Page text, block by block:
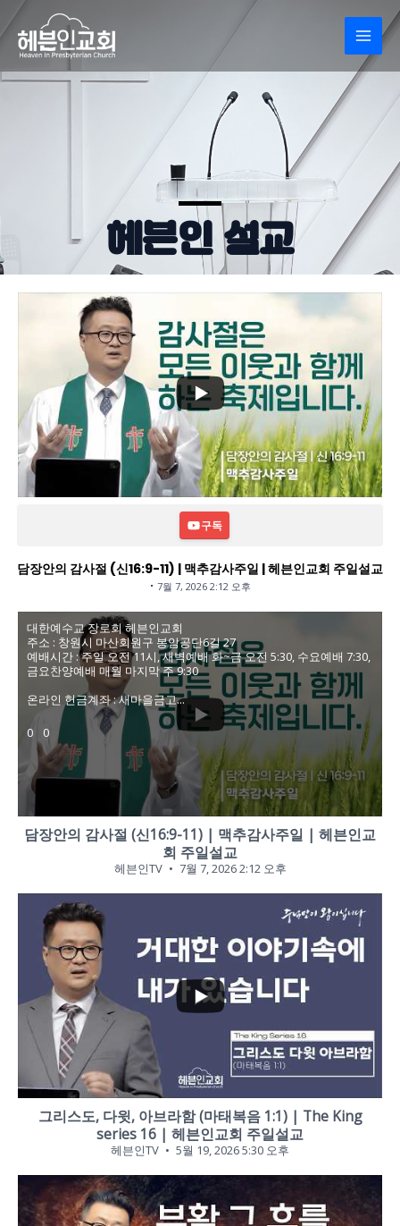
텐
로
헤븐인 설교
구독
담장안의 감사절 (신16:9-11) | 맥추감사주일 | 헤븐인교회 주일설교
7월 7, 2026 2:12 오후
대한예수교 장로회 헤븐인교회
주소 : 창원시 마산회원구 봉암공단6길 27
예배시간 : 주일 오전 11시, 새벽예배 화~금 오전 5:30, 수요예배 7:30,
금요찬양예배 매월 마지막 주 9:30
온라인 헌금계좌 : 새마을금고...
0 0
담장안의 감사절 (신16:9-11) | 맥추감사주일 | 헤븐인교
회 주일설교
헤븐인TV 7월 7, 2026 2:12 오후
...
1
그리스도, 다윗, 아브라함 (마태복음 1:1) | The King
series 16 | 헤븐인교회 주일설교
헤븐인TV 5월 19, 2026 5:30 오후